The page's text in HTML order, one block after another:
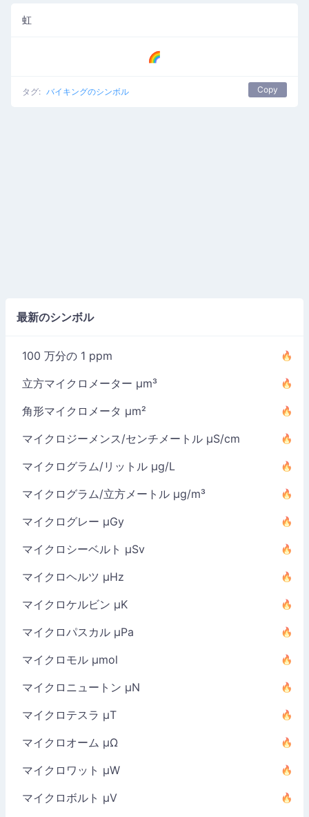
虹
🌈
タグ: バイキングのシンボル Copy
最新のシンボル
100 万分の 1 ppm
立方マイクロメーター µm³
角形マイクロメータ µm²
マイクロジーメンス/センチメートル µS/cm
マイクログラム/リットル µg/L
マイクログラム/立方メートル µg/m³
マイクログレー µGy
マイクロシーベルト µSv
マイクロヘルツ µHz
マイクロケルビン µK
マイクロパスカル µPa
マイクロモル µmol
マイクロニュートン µN
マイクロテスラ µT
マイクロオーム µΩ
マイクロワット µW
マイクロボルト µV